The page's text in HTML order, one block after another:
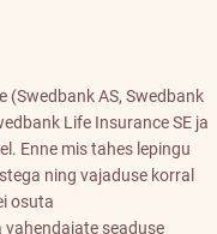
AS, Swedbank
Life Insurance SE ja
Enne mis tahes lepingu
ning vajaduse korral
osuta
seaduse